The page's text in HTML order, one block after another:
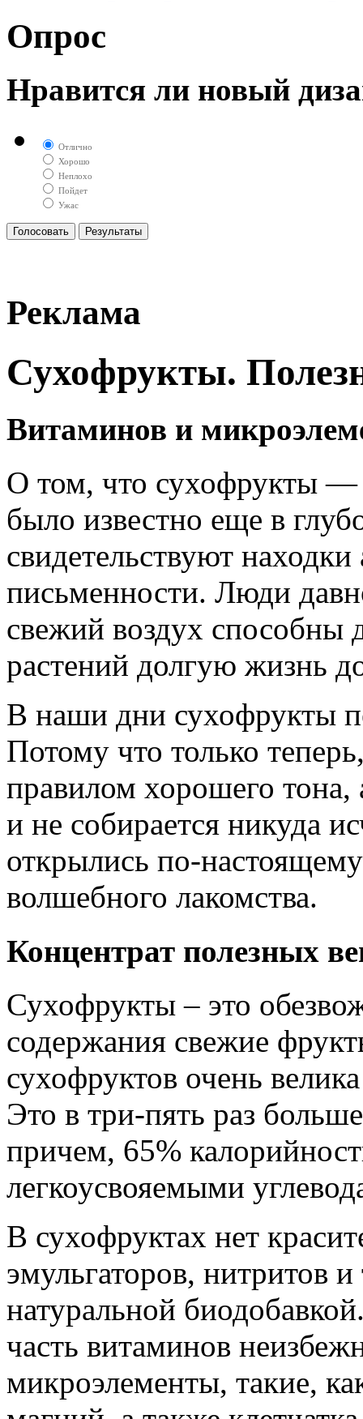
Опрос
Нравится ли новый
Отлично
Хорошо
Неплохо
Пойдет
Ужас
Реклама
Сухофрукты.
Витаминов и
О том, что сухофрукты —
было известно еще в
свидетельствуют
письменности. Люди
свежий воздух способны
растений долгую жизнь
В наши дни сухофрукты
Потому что только
правилом хорошего
и не собирается никуда
открылись по-
волшебного лакомства.
Концентрат полезных
Сухофрукты – это
содержания свежие
сухофруктов очень
Это в три-пять раз
причем, 65%
легкоусвояемыми
В сухофруктах нет
эмульгаторов, нитритов
натуральной
часть витаминов
микроэлементы, такие,